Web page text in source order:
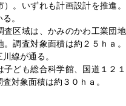
）。いずれも計画設計を推進
。
区域は、かみのかわ工業団
。調査対象面積は約２５ｈａ
線が通る。
ども総合科学館、国道１２
対象面積は約３０ｈａ。